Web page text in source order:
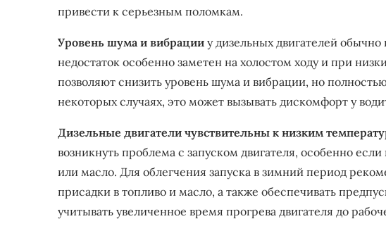
привести к серьезным поломкам.
Уровень шума и вибрации у дизельных двигателей
недостаток особенно заметен на холостом ходу и при
позволяют снизить уровень шума и вибрации, но
некоторых случаях, это может вызывать дискомфорт у
Дизельные двигатели чувствительны к низким
возникнуть проблема с запуском двигателя, особенно
или масло. Для облегчения запуска в зимний период
присадки в топливо и масло, а также обеспечивать
учитывать увеличенное время прогрева двигателя до